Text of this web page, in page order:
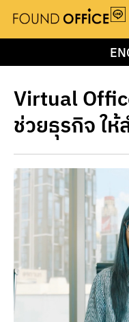
Virtual
ช่วยธุรกิจ ให้